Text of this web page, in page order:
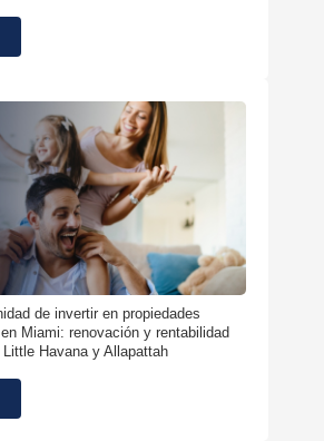
de invertir en propiedades
Miami: renovación y rentabilidad
Havana y Allapattah